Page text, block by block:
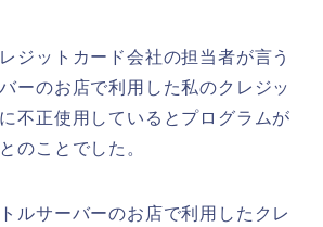
ジットカード会社の担当者が言う
ーのお店で利用した私のクレジッ
不正使用しているとプログラムが
のことでした。
ルサーバーのお店で利用したクレ